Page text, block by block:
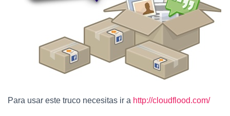
Para usar este truco necesitas ir a http://cloudflood.com/